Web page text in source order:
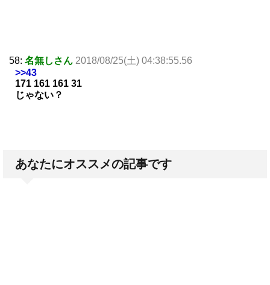
58: 名無しさん 2018/08/25(土) 04:38:55.56
>>43
171 161 161 31
じゃない？
あなたにオススメの記事です